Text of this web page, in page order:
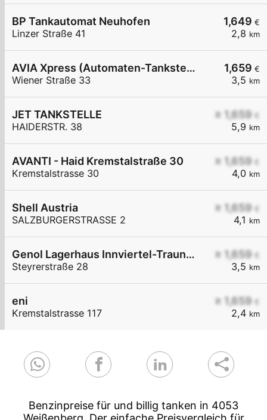
1,649 €
2,8 km
BP Tankautomat Neuhofen
Linzer Straße 41
1,659 €
3,5 km
AVIA Xpress (Automaten-Tankstelle)
Wiener Straße 33
≥ 1,659 €
5,9 km
JET TANKSTELLE
HAIDERSTR. 38
≥ 1,659 €
4,0 km
AVANTI - Haid Kremstalstraße 30
Kremstalstrasse 30
≥ 1,659 €
4,1 km
Shell Austria
SALZBURGERSTRASSE 2
≥ 1,659 €
3,5 km
Genol Lagerhaus Innviertel-Traunviertel-Urfahr
Steyrerstraße 28
≥ 1,659 €
2,4 km
eni
Kremstalstrasse 117
Benzinpreise für und billig tanken in 4053